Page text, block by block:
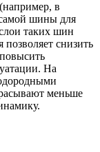
в
шины для
таких шин
позволяет снизить
На
меньше